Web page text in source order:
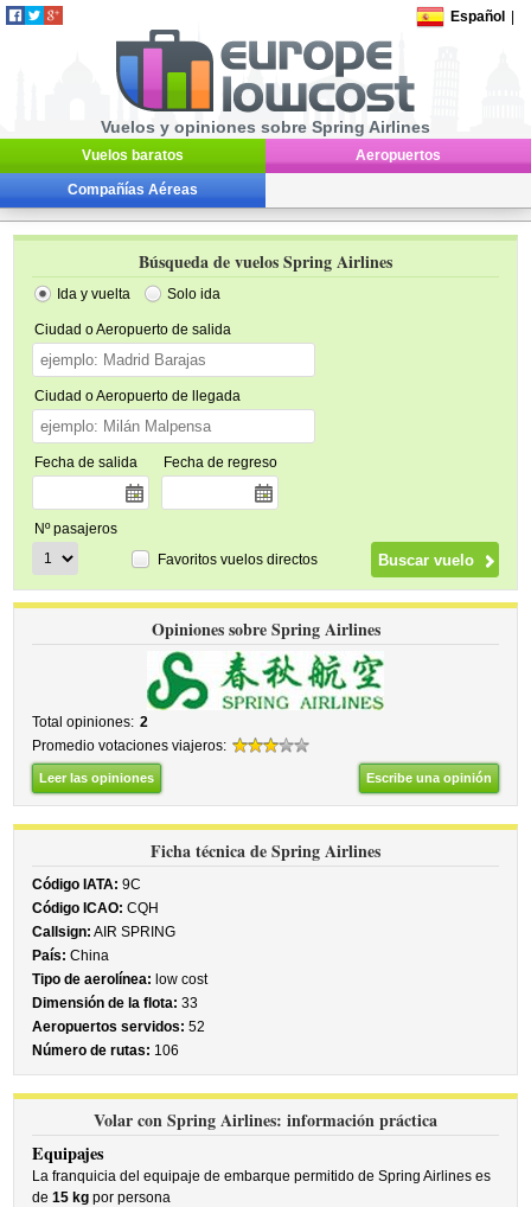
Español
Vuelos y opiniones sobre Spring Airlines
Vuelos baratos Aeropuertos
Compañías Aéreas
Búsqueda de vuelos Spring Airlines
Ida y vuelta Solo ida
Ciudad o Aeropuerto de salida
Ciudad o Aeropuerto de llegada
Fecha de salida Fecha de regreso
Nº pasajeros
Favoritos vuelos directos
Opiniones sobre Spring Airlines
Total opiniones: 2
Promedio votaciones viajeros:
Leer las opiniones Escribe una opinión
Ficha técnica de Spring Airlines
Código IATA: 9C
Código ICAO: CQH
Callsign: AIR SPRING
País: China
Tipo de aerolínea: low cost
Dimensión de la flota: 33
Aeropuertos servidos: 52
Número de rutas: 106
Volar con Spring Airlines: información práctica
Equipajes
La franquicia del equipaje de embarque permitido de Spring Airlines es
de15 kg por persona